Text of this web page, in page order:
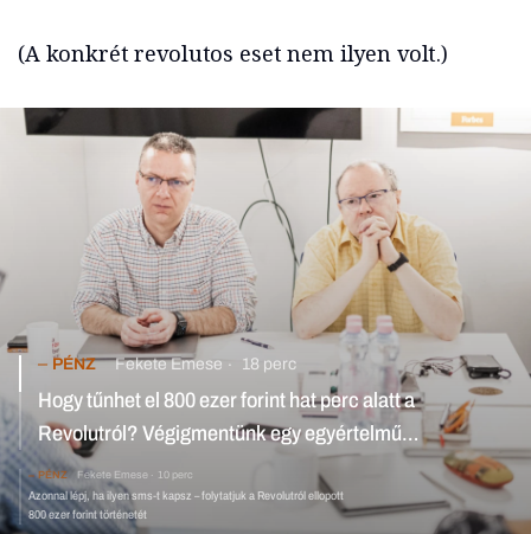
(A konkrét revolutos eset nem ilyen volt.)
PÉNZ Fekete Emese 18 perc
Hogy tűnhet el 800 ezer forint hat perc alatt a
Revolutról? Végigmentünk egy egyértelmű
csalássorozaton, íme a tanulságok
PÉNZ Fekete Emese 10 perc
Azonnal lépj, ha ilyen sms-t kapsz – folytatjuk a Revolutról ellopott
800 ezer forint történetét